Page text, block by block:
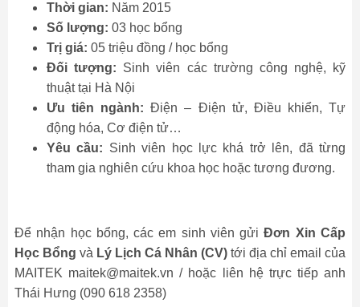
Thời gian: Năm 2015
Số lượng: 03 học bổng
Trị giá: 05 triệu đồng / học bổng
Đối tượng: Sinh viên các trường công nghệ, kỹ
thuật tại Hà Nội
Ưu tiên ngành:Điện – Điện tử, Điều khiển, Tự
động hóa, Cơ điện tử…
Yêu cầu: Sinh viên học lực khá trở lên, đã từng
tham gia nghiên cứu khoa học hoặc tương đương.
Để nhận học bổng, các em sinh viên gửiĐơn Xin Cấp
Học Bổng và Lý Lịch Cá Nhân (CV) tới địa chỉ email của
MAITEK maitek@maitek.vn / hoặc liên hệ trực tiếp anh
Thái Hưng (090 618 2358)